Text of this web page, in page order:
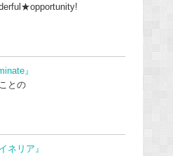
』
との
ネリア』